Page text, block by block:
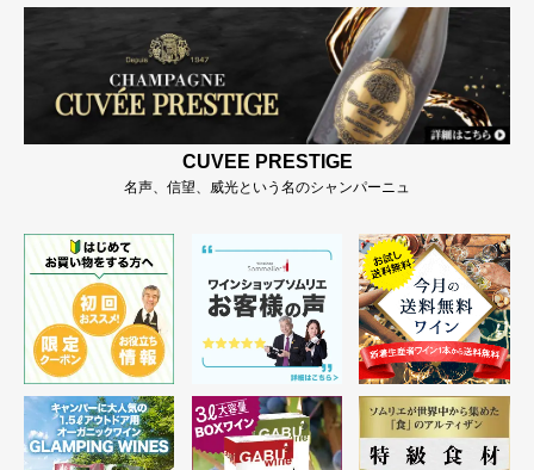
CUVEE PRESTIGE
名声、信望、威光という名のシャンパーニュ